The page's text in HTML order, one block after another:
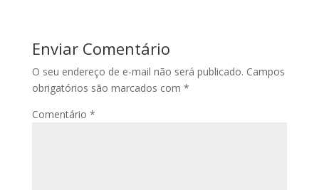
Enviar Comentário
O seu endereço de e-mail não será publicado. Campos
obrigatórios são marcados com *
Comentário *